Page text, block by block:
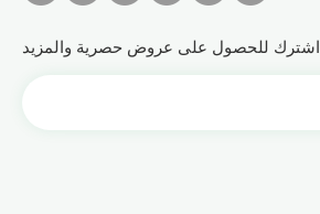
اشترك للحصول على عروض حصرية والمزيد